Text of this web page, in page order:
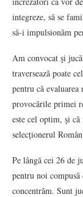
integreze, să se
să-i impulsionăm
Am convocat şi
traversează poate
pentru că
provocările primei
este cel optim, şi
selecționerul
Pe lângă cei 26 de
pentru noi
concentrăm. Sunt